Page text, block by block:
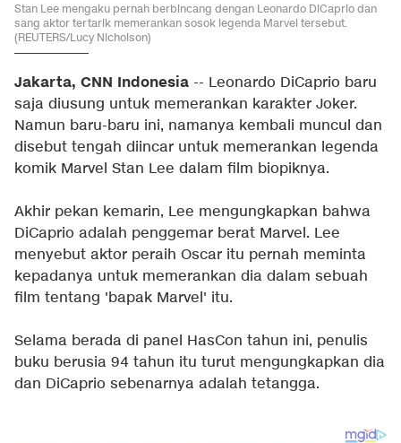
Stan Lee mengaku pernah berbincang dengan Leonardo DiCaprio dan
sang aktor tertarik memerankan sosok legenda Marvel tersebut.
(REUTERS/Lucy Nicholson)
Jakarta, CNN Indonesia -- Leonardo DiCaprio baru
saja diusung untuk memerankan karakter Joker.
Namun baru-baru ini, namanya kembali muncul dan
disebut tengah diincar untuk memerankan legenda
komik Marvel Stan Lee dalam film biopiknya.
Akhir pekan kemarin, Lee mengungkapkan bahwa
DiCaprio adalah penggemar berat Marvel. Lee
menyebut aktor peraih Oscar itu pernah meminta
kepadanya untuk memerankan dia dalam sebuah
film tentang 'bapak Marvel' itu.
Selama berada di panel HasCon tahun ini, penulis
buku berusia 94 tahun itu turut mengungkapkan dia
dan DiCaprio sebenarnya adalah tetangga.